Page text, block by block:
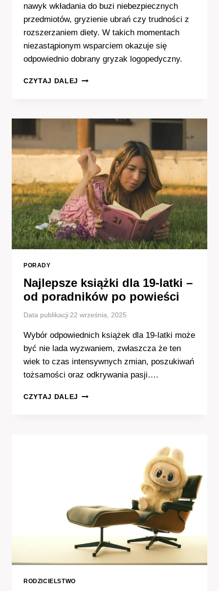
nawyk wkładania do buzi niebezpiecznych
przedmiotów, gryzienie ubrań czy trudności z
rozszerzaniem diety. W takich momentach
niezastąpionym wsparciem okazuje się
odpowiednio dobrany gryzak logopedyczny.
CZYTAJ DALEJ MAŁE
ZADAŃ.
WSPIERAĆ
APARAT
MOWY
I
ROZWÓJ
DZIECKA?
PORADY
Najlepsze książki dla 19-latki –
od poradników po powieści
Data publikacji 22 września, 2025
Wybór odpowiednich książek dla 19-latki może
być nie lada wyzwaniem, zwłaszcza że ten
wiek to czas intensywnych zmian, poszukiwań
tożsamości oraz odkrywania pasji….
CZYTAJ DALEJ NAJLEPSZE
RODZICIELSTWO